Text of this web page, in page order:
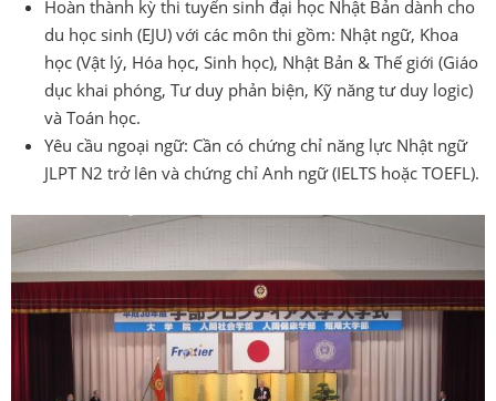
Hoàn thành kỳ thi tuyển sinh đại học Nhật Bản dành cho
du học sinh (EJU) với các môn thi gồm: Nhật ngữ, Khoa
học (Vật lý, Hóa học, Sinh học), Nhật Bản & Thế giới (Giáo
dục khai phóng, Tư duy phản biện, Kỹ năng tư duy logic)
và Toán học.
Yêu cầu ngoại ngữ: Cần có chứng chỉ năng lực Nhật ngữ
JLPT N2 trở lên và chứng chỉ Anh ngữ (IELTS hoặc TOEFL).